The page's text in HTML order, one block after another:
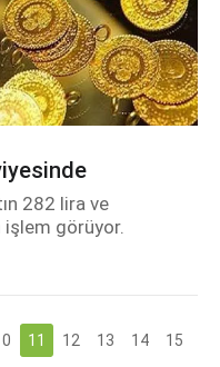
282 lira ve
işlem görüyor.
11 12 13 14
15